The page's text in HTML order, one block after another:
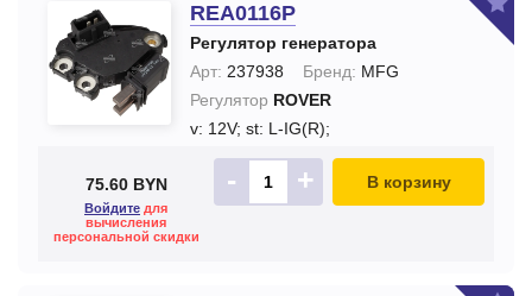
REA0116P
Регулятор генератора
Арт: 237938 Бренд: MFG
Регулятор ROVER
v: 12V; st: L-IG(R);
75.60 BYN
Войдите для
вычисления
персональной скидки
- + В корзину